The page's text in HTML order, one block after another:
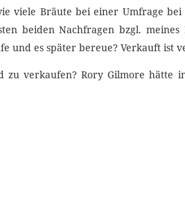
viele Bräute bei einer Umfrage bei
beiden Nachfragen bzgl.
und es später bereue? Verkauft ist
verkaufen? Rory Gilmore hätte